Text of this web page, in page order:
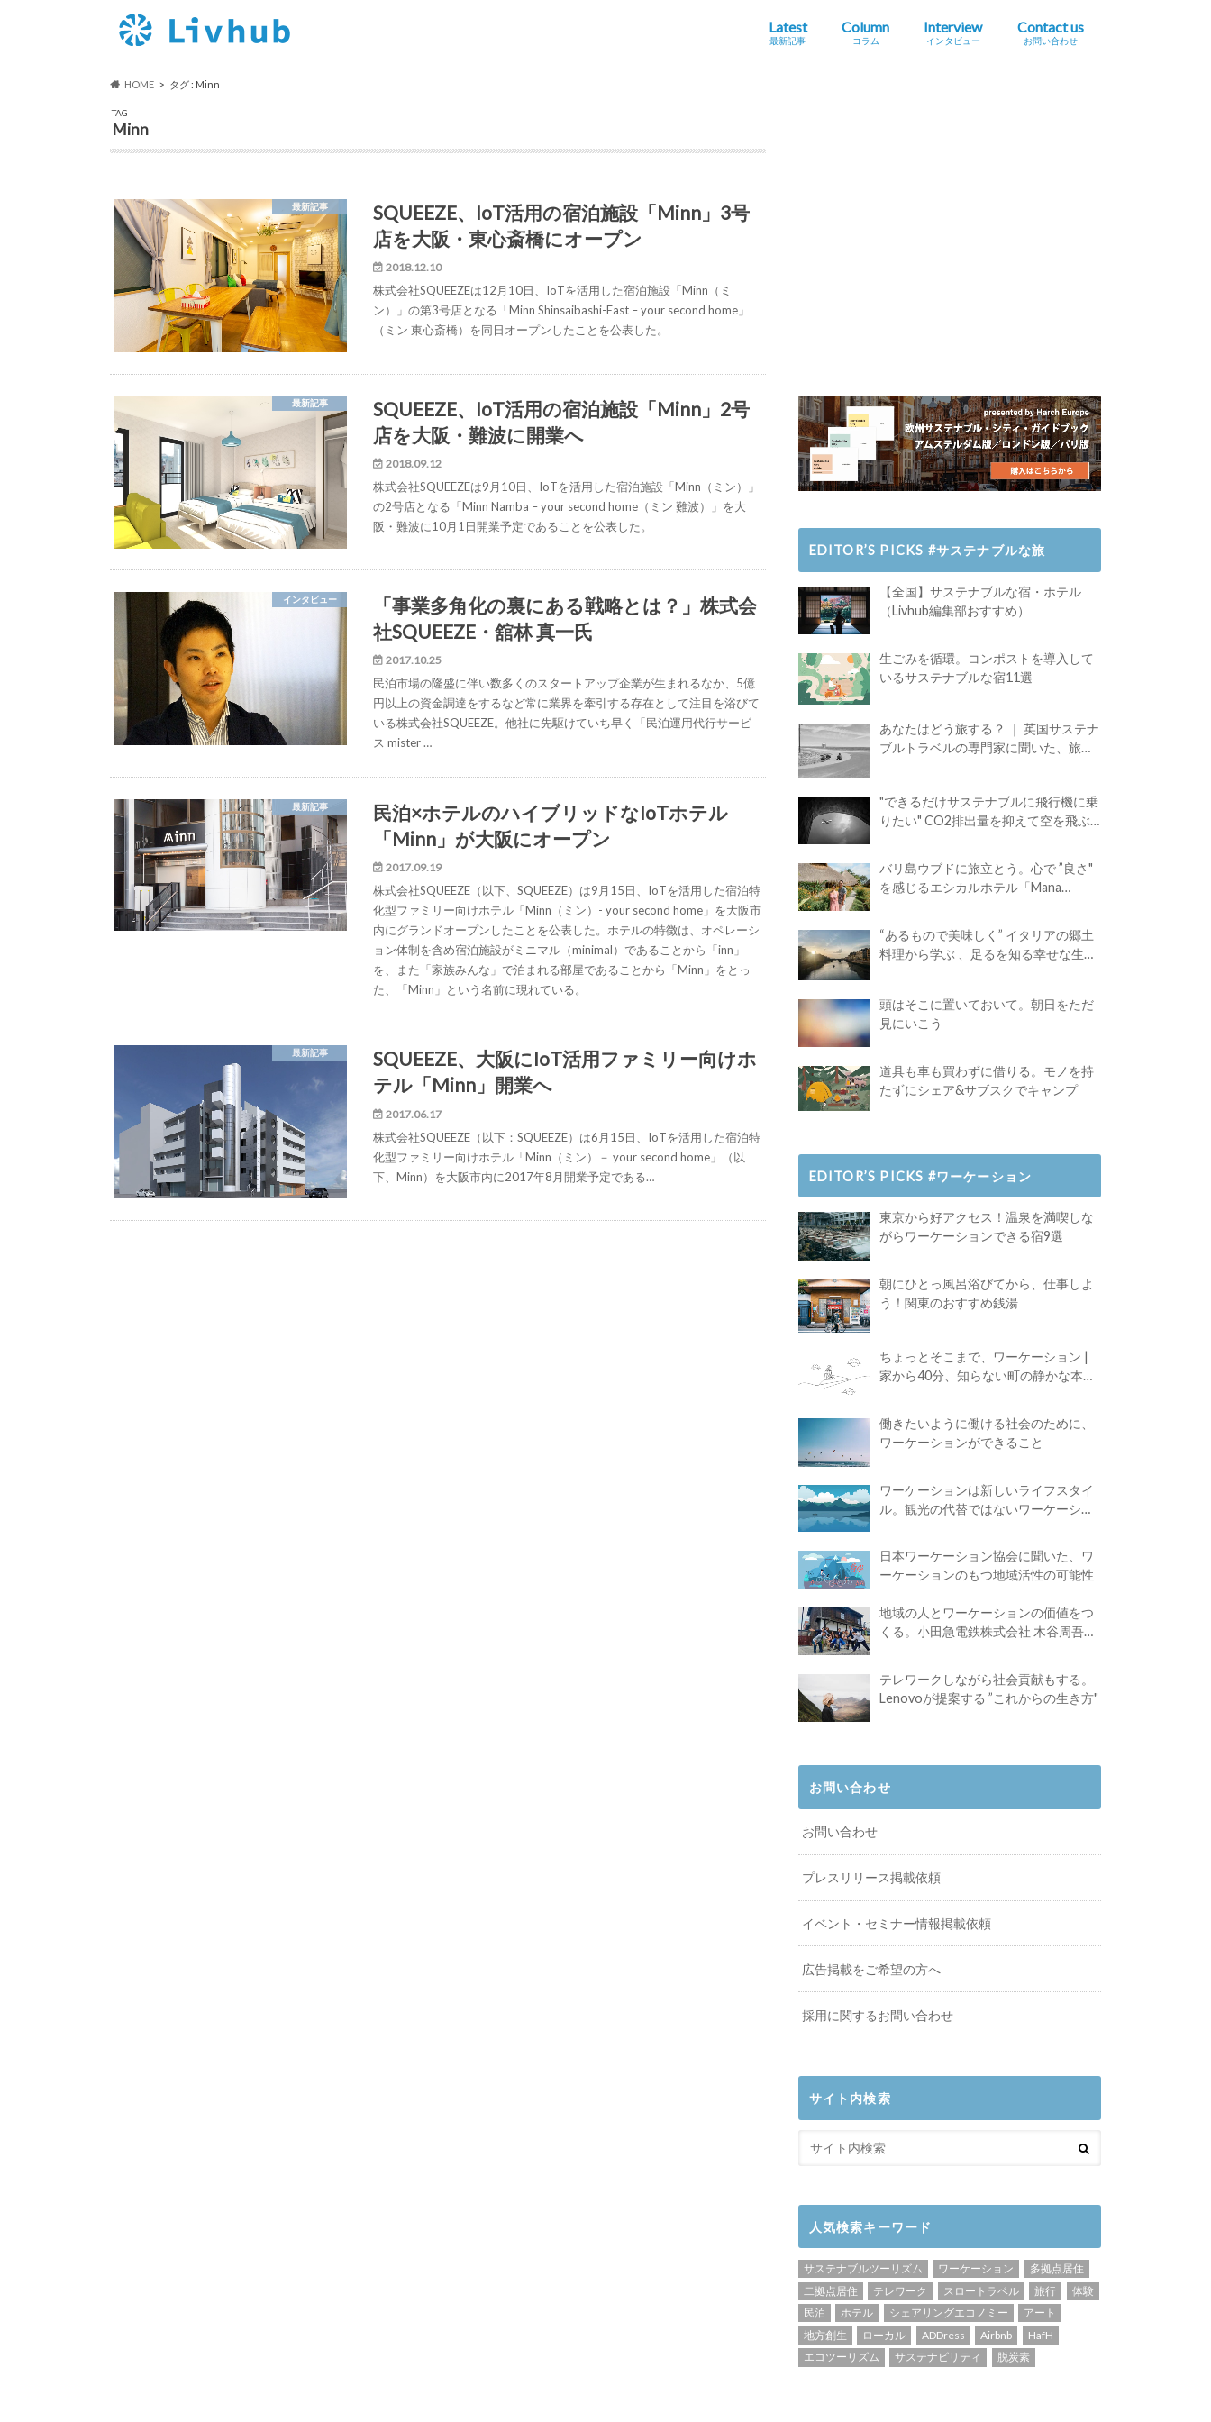
Latest
最新記事
Column
コラム
Interview
インタビュー
Contact us
お問い合わせ
HOME タグ : Minn
TAG
Minn
最新記事
SQUEEZE、IoT活用の宿泊施設「Minn」3号
店を大阪・東心斎橋にオープン
2018.12.10
株式会社SQUEEZEは12月10日、IoTを活用した宿泊施設「Minn（ミ
ン）」の第3号店となる「Minn Shinsaibashi-East – your second home」
（ミン 東心斎橋）を同日オープンしたことを公表した。
最新記事
SQUEEZE、IoT活用の宿泊施設「Minn」2号
店を大阪・難波に開業へ
2018.09.12
株式会社SQUEEZEは9月10日、IoTを活用した宿泊施設「Minn（ミン）」
の2号店となる「Minn Namba – your second home（ミン 難波）」を大
阪・難波に10月1日開業予定であることを公表した。
インタビュー
「事業多角化の裏にある戦略とは？」株式会
社SQUEEZE・舘林 真一氏
2017.10.25
民泊市場の隆盛に伴い数多くのスタートアップ企業が生まれるなか、5億
円以上の資金調達をするなど常に業界を牽引する存在として注目を浴びて
いる株式会社SQUEEZE。他社に先駆けていち早く「民泊運用代行サービ
ス mister …
最新記事
民泊×ホテルのハイブリッドなIoTホテル
「Minn」が大阪にオープン
2017.09.19
株式会社SQUEEZE（以下、SQUEEZE）は9月15日、IoTを活用した宿泊特
化型ファミリー向けホテル「Minn（ミン）- your second home」を大阪市
内にグランドオープンしたことを公表した。ホテルの特徴は、オペレーシ
ョン体制を含め宿泊施設がミニマル（minimal）であることから「inn」
を、また「家族みんな」で泊まれる部屋であることから「Minn」をとっ
た、「Minn」という名前に現れている。
最新記事
SQUEEZE、大阪にIoT活用ファミリー向けホ
テル「Minn」開業へ
2017.06.17
株式会社SQUEEZE（以下：SQUEEZE）は6月15日、IoTを活用した宿泊特
化型ファミリー向けホテル「Minn（ミン）－ your second home」（以
下、Minn）を大阪市内に2017年8月開業予定である…
EDITOR’S PICKS #サステナブルな旅
【全国】サステナブルな宿・ホテル
（Livhub編集部おすすめ）
生ごみを循環。コンポストを導入して
いるサステナブルな宿11選
あなたはどう旅する？ ｜ 英国サステナ
ブルトラベルの専門家に聞いた、旅の
"できるだけサステナブルに飛行機に乗
りたい" CO2排出量を抑えて空を飛ぶ
バリ島ウブドに旅立とう。心で ”良さ"
を感じるエシカルホテル「Mana
“あるもので美味しく” イタリアの郷土
料理から学ぶ 、足るを知る幸せな生き
頭はそこに置いておいて。朝日をただ
見にいこう
道具も車も買わずに借りる。モノを持
たずにシェア&サブスクでキャンプ
EDITOR’S PICKS #ワーケーション
東京から好アクセス！温泉を満喫しな
がらワーケーションできる宿9選
朝にひとっ風呂浴びてから、仕事しよ
う！関東のおすすめ銭湯
ちょっとそこまで、ワーケーション |
家から40分、知らない町の静かな本屋
働きたいように働ける社会のために、
ワーケーションができること
ワーケーションは新しいライフスタイ
ル。観光の代替ではないワーケーショ
日本ワーケーション協会に聞いた、ワ
ーケーションのもつ地域活性の可能性
地域の人とワーケーションの価値をつ
くる。小田急電鉄株式会社 木谷周吾さ
テレワークしながら社会貢献もする。
Lenovoが提案する ”これからの生き方"
お問い合わせ
お問い合わせ
プレスリリース掲載依頼
イベント・セミナー情報掲載依頼
広告掲載をご希望の方へ
採用に関するお問い合わせ
サイト内検索
人気検索キーワード
サステナブルツーリズム ワーケーション
多拠点居住
二拠点居住
テレワーク スロートラベル 旅行
体験
民泊
ホテル シェアリングエコノミー
アート
地方創生
ローカル ADDress Airbnb
HafH
エコツーリズム
サステナビリティ 脱炭素